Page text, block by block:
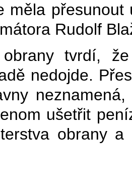
měla přesunout
Rudolf
obrany tvrdí,
nedojde.
ušetřit
obrany